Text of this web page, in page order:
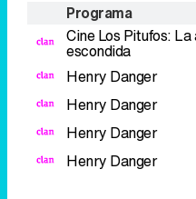
Programa
CineLos Pitufos: La
escondida
Henry Danger
Henry Danger
Henry Danger
Henry Danger